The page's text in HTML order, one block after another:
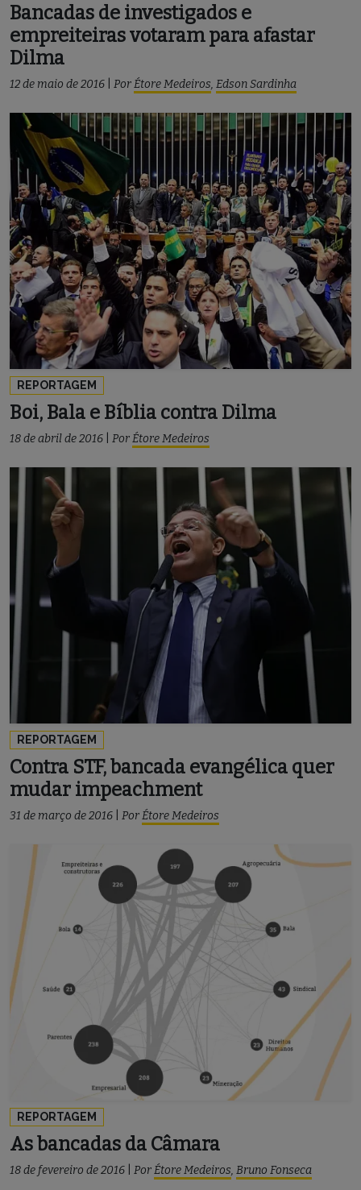
Bancadas de investigados e
empreiteiras votaram para afastar
Dilma
12 de maio de 2016 PorÉtore Medeiros, Edson Sardinha
REPORTAGEM
Boi, Bala e Bíblia contra Dilma
18 de abril de 2016 PorÉtore Medeiros
REPORTAGEM
Contra STF, bancada evangélica quer
mudar impeachment
31 de março de 2016 PorÉtore Medeiros
REPORTAGEM
As bancadas da Câmara
18 de fevereiro de 2016 PorÉtore Medeiros, Bruno Fonseca